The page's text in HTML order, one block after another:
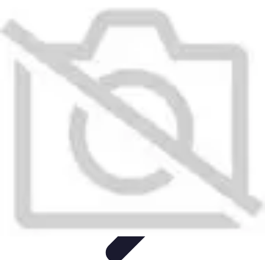
Outils et simulateurs
Calcul de Rachat
optimisation
Astuce et Conseils
Calculez Votre Rachat